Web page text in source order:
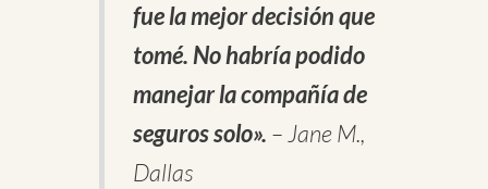
fue la mejor decisión que
tomé. No habría podido
manejar la compañía de
seguros solo». – Jane M.,
Dallas